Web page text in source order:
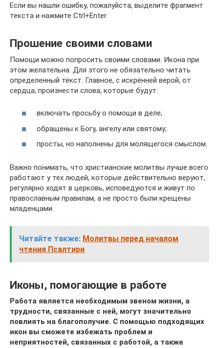
Если вы нашли ошибку, пожалуйста, выделите фрагмент
текста и нажмите Ctrl+Enter.
Прошение своими словами
Помощи можно попросить своими словами. Икона при
этом желательна. Для этого не обязательно читать
определенный текст. Главное, с искренней верой, от
сердца, произнести слова, которые будут:
включать просьбу о помощи в деле;
обращены к Богу, ангелу или святому;
просты, но наполнены для молящегося смыслом.
Важно понимать, что христианские молитвы лучше всего
работают у тех людей, которые действительно веруют,
регулярно ходят в церковь, исповедуются и живут по
православным правилам, а не просто были крещены
младенцами.
Читайте также: Молитвы перед началом
чтения Псалтири
Иконы, помогающие в работе
Работа является необходимым звеном жизни, а
трудности, связанные с ней, могут значительно
повлиять на благополучие. С помощью подходящих
икон вы сможете избежать проблем и
неприятностей, связанных с работой, а также